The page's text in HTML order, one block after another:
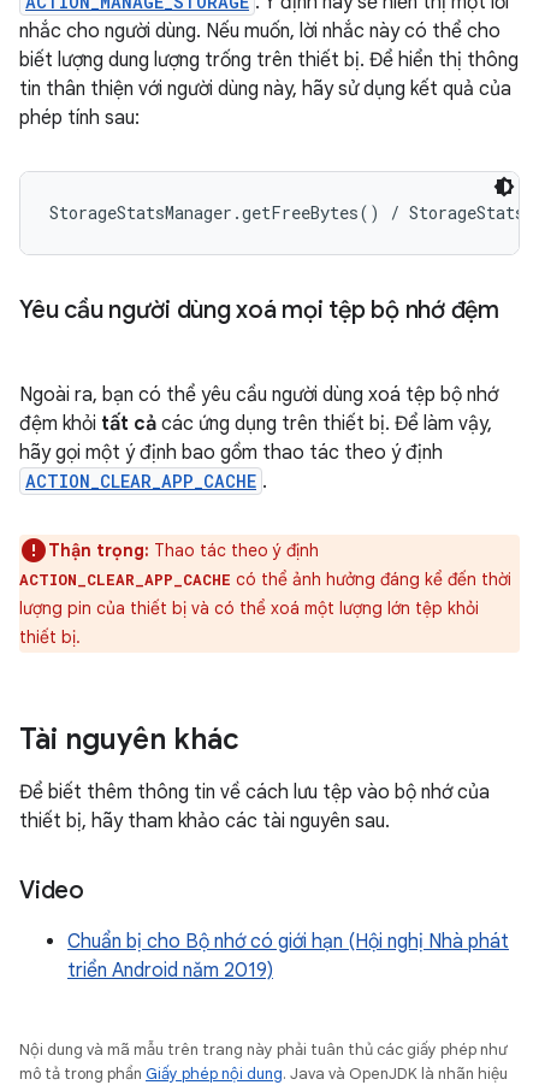
nhắc cho người dùng. Nếu muốn, lời nhắc này có thể cho
biết lượng dung lượng trống trên thiết bị. Để hiển thị thông
tin thân thiện với người dùng này, hãy sử dụng kết quả của
phép tính sau:
Yêu cầu người dùng xoá mọi tệp bộ nhớ đệm
Ngoài ra, bạn có thể yêu cầu người dùng xoá tệp bộ nhớ
đệm khỏi tất cả các ứng dụng trên thiết bị. Để làm vậy,
hãy gọi một ý định bao gồm thao tác theo ý định
ACTION_CLEAR_APP_CACHE .
Thận trọng: Thao tác theo ý định
ACTION_CLEAR_APP_CACHE có thể ảnh hưởng đáng kể đến thời
lượng pin của thiết bị và có thể xoá một lượng lớn tệp khỏi
thiết bị.
Tài nguyên khác
Để biết thêm thông tin về cách lưu tệp vào bộ nhớ của
thiết bị, hãy tham khảo các tài nguyên sau.
Video
Chuẩn bị cho Bộ nhớ có giới hạn (Hội nghị Nhà phát
triển Android năm 2019)
Nội dung và mã mẫu trên trang này phải tuân thủ các giấy phép như
mô tả trong phần Giấy phép nội dung. Java và OpenJDK là nhãn hiệu